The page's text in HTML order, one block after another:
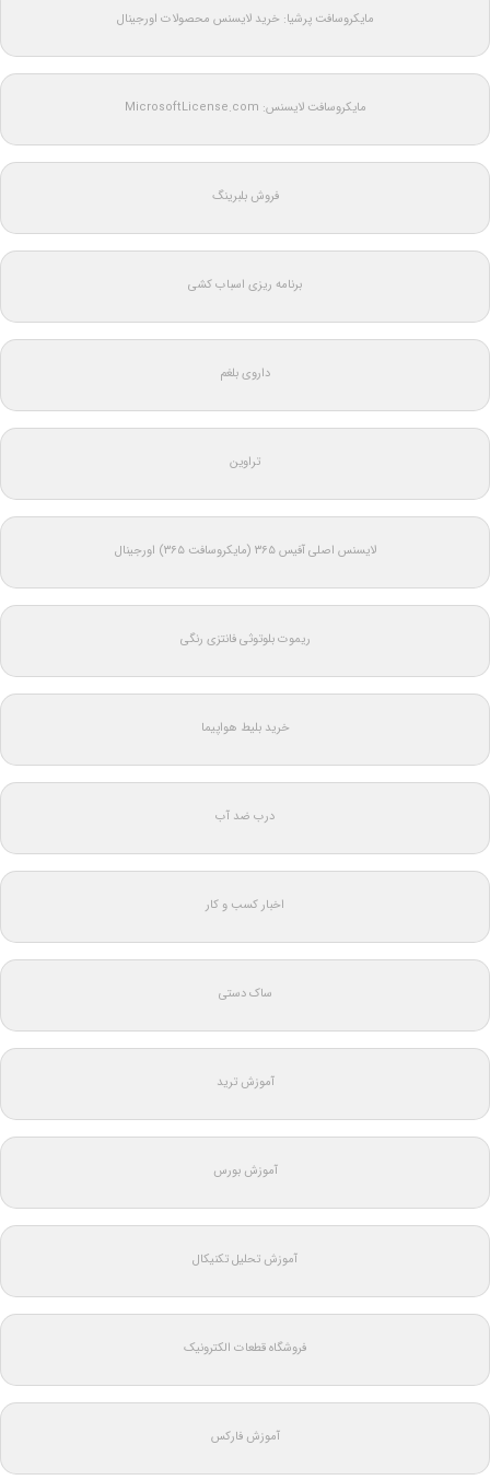
مایکروسافت پرشیا: خرید لایسنس محصولات اورجینال
مایکروسافت لایسنس: MicrosoftLicense.com
فروش بلبرینگ
برنامه ریزی اسباب کشی
داروی بلغم
تراوین
لایسنس اصلی آفیس ۳۶۵ (مایکروسافت ۳۶۵) اورجینال
ریموت بلوتوثی فانتزی رنگی
خرید بلیط هواپیما
درب ضد آب
اخبار کسب و کار
ساک دستی
آموزش ترید
آموزش بورس
آموزش تحلیل تکنیکال
فروشگاه قطعات الکترونیک
آموزش فارکس